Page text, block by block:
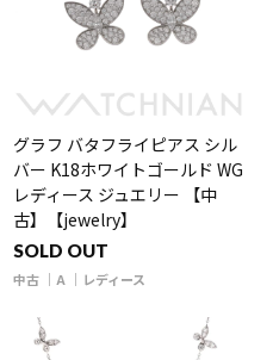
グラフ バタフライピアス シル
バー K18ホワイトゴールド WG
レディース ジュエリー 【中
古】【jewelry】
SOLD OUT
中古 A レディース